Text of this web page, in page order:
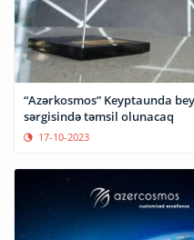
“Azərkosmos” Keyptaunda
sərgisində təmsil olunacaq
17-10-2023